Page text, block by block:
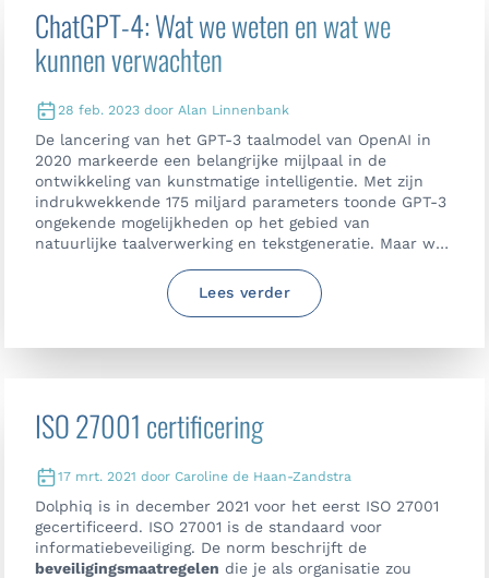
ChatGPT-4: Wat we weten en wat we
kunnen verwachten
28 feb. 2023 door Alan Linnenbank
De lancering van het GPT-3 taalmodel van OpenAI in
2020 markeerde een belangrijke mijlpaal in de
ontwikkeling van kunstmatige intelligentie. Met zijn
indrukwekkende 175 miljard parameters toonde GPT-3
ongekende mogelijkheden op het gebied van
natuurlijke taalverwerking en tekstgeneratie. Maar wat
van de grenzen van AI taalmodellen met ChatGPT-4, en
zo ja, wat kunnen we verwachten?
Lees verder
ISO 27001 certificering
17 mrt. 2021 door Caroline de Haan-Zandstra
Dolphiq is in december 2021 voor het eerst ISO 27001
gecertificeerd. ISO 27001 is de standaard voor
informatiebeveiliging. De norm beschrijft de
beveiligingsmaatregelen die je als organisatie zou